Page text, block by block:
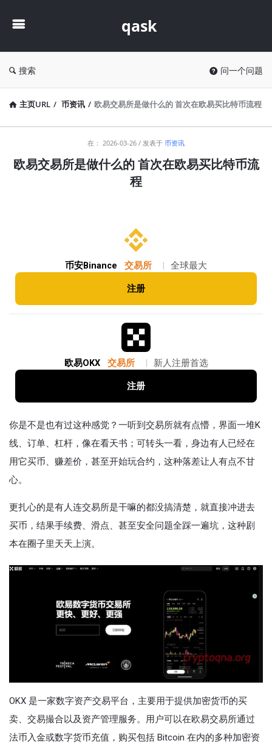
qask
搜索 问一个问题
主页URL / 币资讯 / 欧易交易所是做什么的 首次在欧易买比特币流程
最
在： 2026-03-26 发表于 币资讯
欧易交易所是做什么的 首次在欧易买比特币流
程
币安Binance 交易所 全球最大
注册
欧易OKX 交易所 新人注册首选
注册
你是不是也有过这种感觉？一听到交易所就有点懵，界面一堆K
线、订单、杠杆，像在看天书；可转头一看，身边有人已经在
用它买币、赚差价，甚至开始玩合约，这种落差让人有点不甘
心。
更扎心的是有人连交易所是干嘛的都没搞清楚，就直接冲进去
买币，结果手续费、滑点、甚至安全问题全踩一遍坑，这种剧
本在圈子里天天上演。
OKX 是一家数字资产交易平台，主要用于提供加密货币的买
卖、交易撮合以及资产管理服务。用户可以在欧易交易所通过
法币入金或数字货币充值，购买包括 Bitcoin 在内的多种加密资